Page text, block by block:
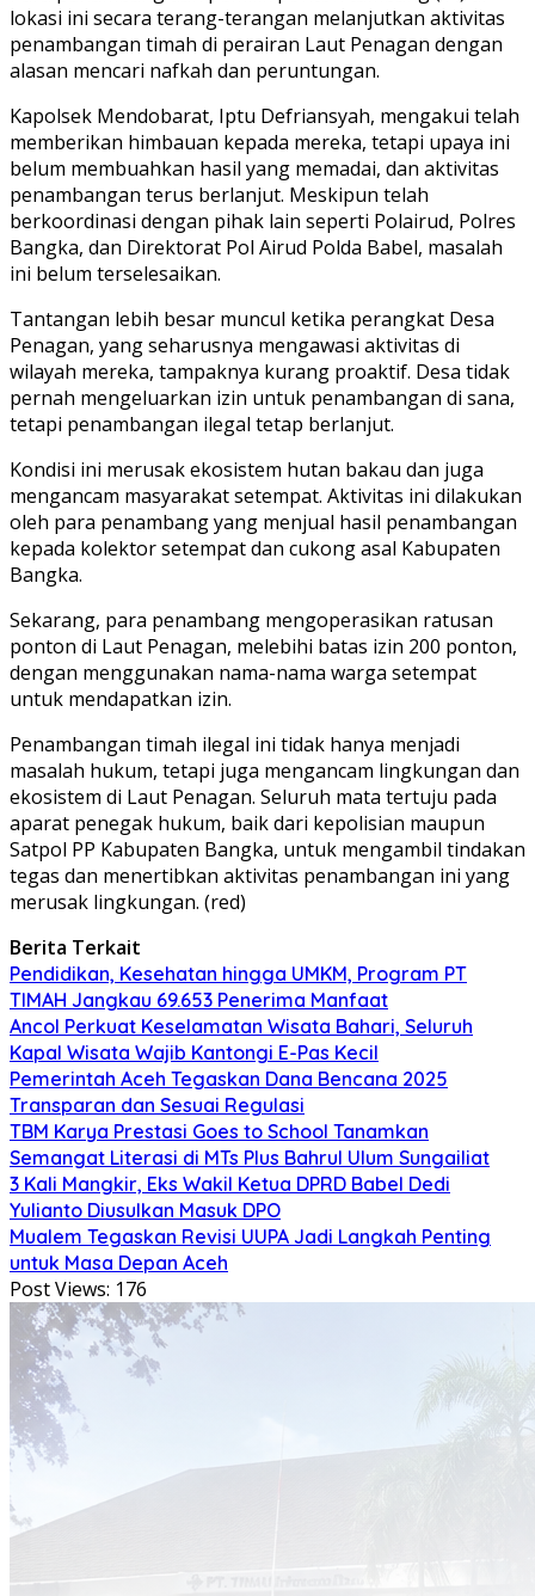
lokasi ini secara terang-terangan melanjutkan aktivitas
penambangan timah di perairan Laut Penagan dengan
alasan mencari nafkah dan peruntungan.
Kapolsek Mendobarat, Iptu Defriansyah, mengakui telah
memberikan himbauan kepada mereka, tetapi upaya ini
belum membuahkan hasil yang memadai, dan aktivitas
penambangan terus berlanjut. Meskipun telah
berkoordinasi dengan pihak lain seperti Polairud, Polres
Bangka, dan Direktorat Pol Airud Polda Babel, masalah
ini belum terselesaikan.
Tantangan lebih besar muncul ketika perangkat Desa
Penagan, yang seharusnya mengawasi aktivitas di
wilayah mereka, tampaknya kurang proaktif. Desa tidak
pernah mengeluarkan izin untuk penambangan di sana,
tetapi penambangan ilegal tetap berlanjut.
Kondisi ini merusak ekosistem hutan bakau dan juga
mengancam masyarakat setempat. Aktivitas ini dilakukan
oleh para penambang yang menjual hasil penambangan
kepada kolektor setempat dan cukong asal Kabupaten
Bangka.
Sekarang, para penambang mengoperasikan ratusan
ponton di Laut Penagan, melebihi batas izin 200 ponton,
dengan menggunakan nama-nama warga setempat
untuk mendapatkan izin.
Penambangan timah ilegal ini tidak hanya menjadi
masalah hukum, tetapi juga mengancam lingkungan dan
ekosistem di Laut Penagan. Seluruh mata tertuju pada
aparat penegak hukum, baik dari kepolisian maupun
Satpol PP Kabupaten Bangka, untuk mengambil tindakan
tegas dan menertibkan aktivitas penambangan ini yang
merusak lingkungan. (red)
Berita Terkait
Pendidikan, Kesehatan hingga UMKM, Program PT
TIMAH Jangkau 69.653 Penerima Manfaat
Ancol Perkuat Keselamatan Wisata Bahari, Seluruh
Kapal Wisata Wajib Kantongi E-Pas Kecil
Pemerintah Aceh Tegaskan Dana Bencana 2025
Transparan dan Sesuai Regulasi
TBM Karya Prestasi Goes to School Tanamkan
Semangat Literasi di MTs Plus Bahrul Ulum Sungailiat
3 Kali Mangkir, Eks Wakil Ketua DPRD Babel Dedi
Yulianto Diusulkan Masuk DPO
Mualem Tegaskan Revisi UUPA Jadi Langkah Penting
untuk Masa Depan Aceh
Post Views: 176